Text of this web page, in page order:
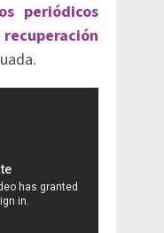
periódicos